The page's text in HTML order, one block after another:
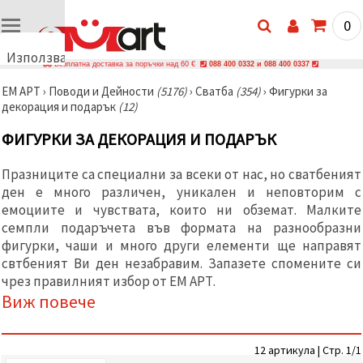
Използваме
🍪
Използваме
и подобни
технологии,
осигурим
правилната
работа на
сайта, да
подобрим
твоето
изживяване
и, с твое
съгласие,
да
анализираме
да
0
Безплатна доставка за поръчки над 60 € 088 400 0332 и 088 400 0337
ЕМ АРТ › Поводи и Дейности (5176)› Сватба (354)› Фигурки за
декорация и подарък (12)
ФИГУРКИ ЗА ДЕКОРАЦИЯ И ПОДАРЪК
Празниците са специални за всеки от нас, но сватбеният
ден е много различен, уникален и неповторим с
емоциите и чувствата, които ни обземат. Малките
семпли подаръчета във формата на разнообразни
фигурки, чаши и много други елементи ще направят
свтбеният Ви ден незабравим. Запазете спомените си
чрез правилният избор от ЕМ АРТ.
Виж повече
12 артикула | Стр. 1/1